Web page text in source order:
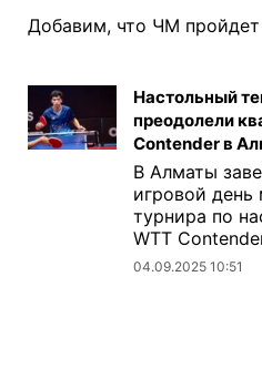
Добавим, что ЧМ пройдет
Настольный
преодолели
Contender в
В Алматы
игровой
турнира по
WTT
04.09.2025 10:51